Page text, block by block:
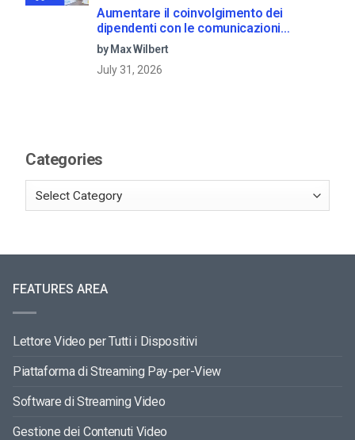
Aumentare il coinvolgimento dei
dipendenti con le comunicazioni
aziendali in live streaming
by Max Wilbert
July 31, 2026
Categories
FEATURES AREA
Lettore Video per Tutti i Dispositivi
Piattaforma di Streaming Pay-per-View
Software di Streaming Video
Gestione dei Contenuti Video